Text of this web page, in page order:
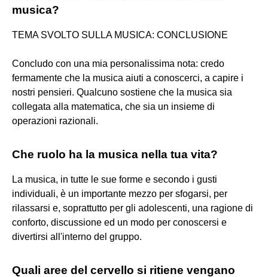
musica?
TEMA SVOLTO SULLA MUSICA: CONCLUSIONE
Concludo con una mia personalissima nota: credo
fermamente che la musica aiuti a conoscerci, a capire i
nostri pensieri. Qualcuno sostiene che la musica sia
collegata alla matematica, che sia un insieme di
operazioni razionali.
Che ruolo ha la musica nella tua vita?
La musica, in tutte le sue forme e secondo i gusti
individuali, è un importante mezzo per sfogarsi, per
rilassarsi e, soprattutto per gli adolescenti, una ragione di
conforto, discussione ed un modo per conoscersi e
divertirsi all'interno del gruppo.
Quali aree del cervello si ritiene vengano